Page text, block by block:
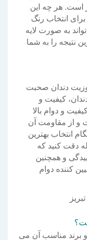
است. هر چه این
انتخاب رنگ
به صورت لایه
نتیجه را به شما
دندان صحبت
کیفیت و
و دوام بالا
و از مقاومت آن
انتخاب بهترین
دقت کنید که
و همچنین
کننده دوام
و برند مناسب آن می